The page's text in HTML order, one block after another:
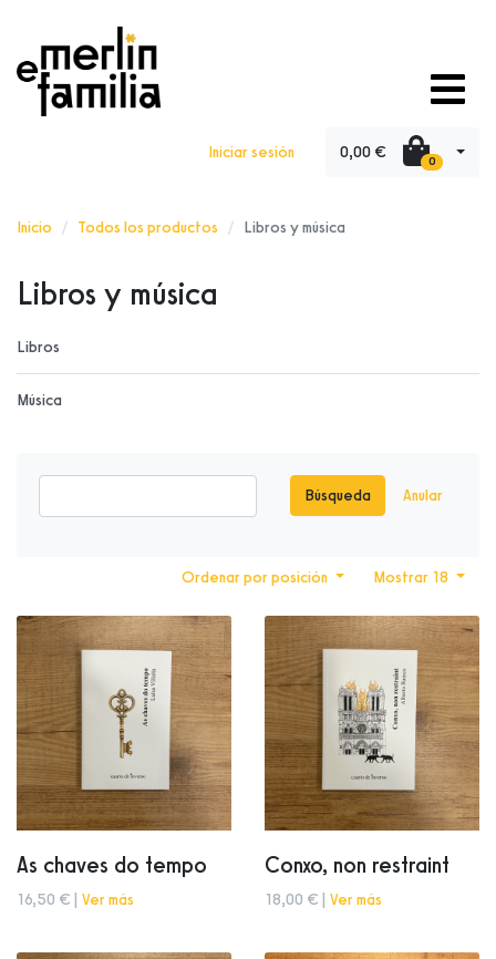
Iniciar sesión 0,00 € 0
Inicio Todos los productos Libros y música
Libros y música
Libros
Música
Búsqueda Anular
Mostrar 18
Ordenar por posición
As chaves do tempo
16,50 € | Ver más
Conxo, non restraint
18,00 € | Ver más